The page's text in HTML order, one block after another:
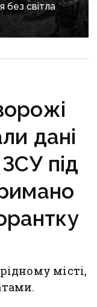
без світла
дані
під
місті,